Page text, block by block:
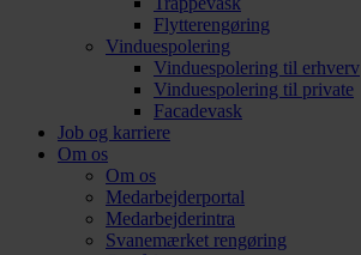
Flytterengøring
Vinduespolering
Vinduespolering til erhverv
Vinduespolering til private
Facadevask
Job og karriere
Om os
Om os
Medarbejderportal
Medarbejderintra
Svanemærket rengøring